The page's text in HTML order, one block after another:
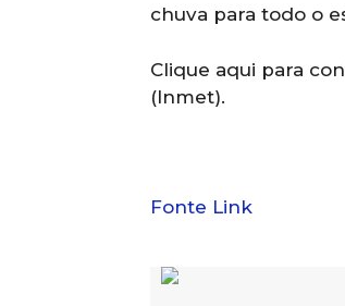
chuva para todo o
Clique aqui para
(Inmet).
Fonte Link